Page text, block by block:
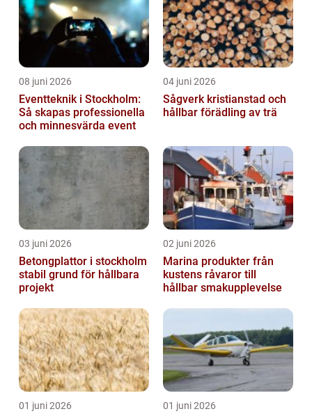
08 juni 2026
Eventteknik i Stockholm:
Så skapas professionella
och minnesvärda event
04 juni 2026
Sågverk kristianstad och
hållbar förädling av trä
03 juni 2026
Betongplattor i stockholm
stabil grund för hållbara
projekt
02 juni 2026
Marina produkter från
kustens råvaror till
hållbar smakupplevelse
01 juni 2026 01 juni 2026